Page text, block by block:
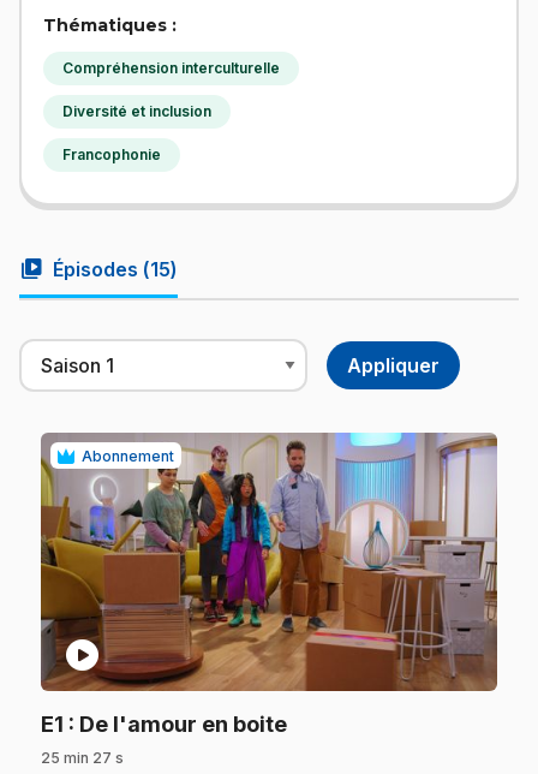
Thématiques :
Compréhension interculturelle
Diversité et inclusion
Francophonie
video_library Épisodes (15)
Abonnement
play_circle
E1 : De l'amour en boite.
25 min 27 s